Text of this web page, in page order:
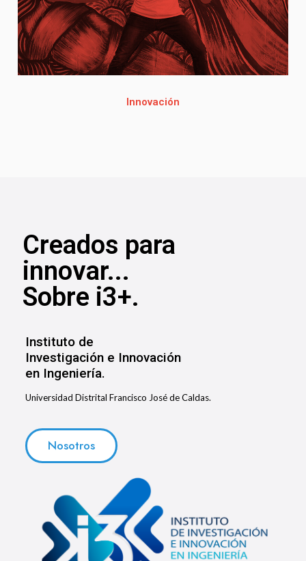
Innovación
Creados para
innovar...
Sobre i3+.
Instituto de
Investigación e Innovación
en Ingeniería.
Universidad Distrital Francisco José de Caldas.
Nosotros